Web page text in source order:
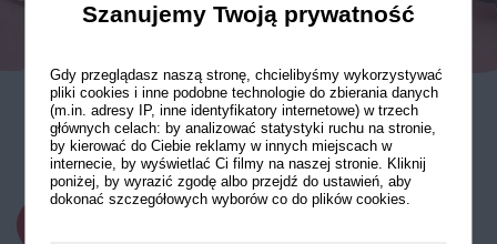
Gofry marchewkowe
CZAS PRZYGOTOWANIA:
Szanujemy Twoją prywatność
Gdy przeglądasz naszą stronę, chcielibyśmy wykorzystywać
pliki cookies i inne podobne technologie do zbierania danych
(m.in. adresy IP, inne identyfikatory internetowe) w trzech
głównych celach: by analizować statystyki ruchu na stronie,
by kierować do Ciebie reklamy w innych miejscach w
internecie, by wyświetlać Ci filmy na naszej stronie. Kliknij
poniżej, by wyrazić zgodę albo przejdź do ustawień, aby
dokonać szczegółowych wyborów co do plików cookies.